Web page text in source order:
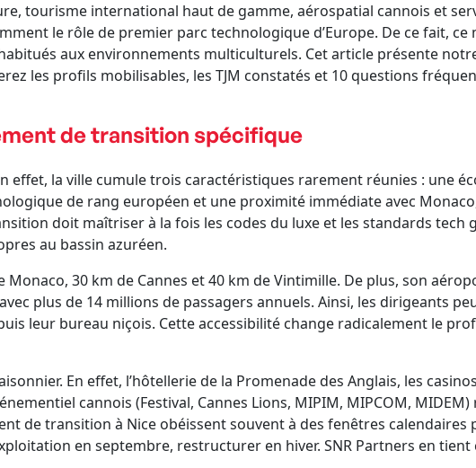
tourisme international haut de gamme, aérospatial cannois et
le rôle de premier parc technologique d’Europe. De ce fait, ce
aux environnements multiculturels. Cet article présente
les profils mobilisables, les TJM constatés et 10 questions
de transition spécifique
effet, la ville cumule trois caractéristiques rarement réunies : une
de rang européen et une proximité immédiate avec Monaco,
doit maîtriser à la fois les codes du luxe et les standards tech
au bassin azuréen.
Monaco, 30 km de Cannes et 40 km de Vintimille. De plus, son
plus de 14 millions de passagers annuels. Ainsi, les dirigeants
leur bureau niçois. Cette accessibilité change radicalement le
En effet, l’hôtellerie de la Promenade des Anglais, les
cannois (Festival, Cannes Lions, MIPIM, MIPCOM,
de transition à Nice obéissent souvent à des fenêtres calendaires
en septembre, restructurer en hiver. SNR Partners en tient